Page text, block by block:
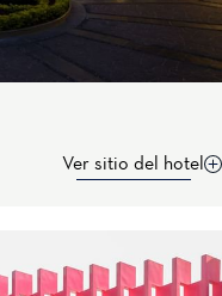
Ver sitio del hotel